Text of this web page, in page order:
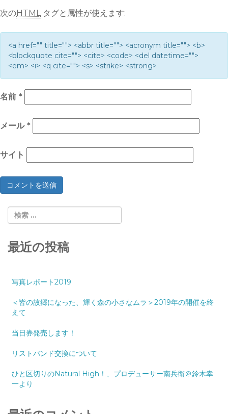
次のHTMLタグと属性が使えます:
<a href="" title=""> <abbr title=""> <acronym title=""> <b>
<blockquote cite=""> <cite> <code> <del datetime="">
<em> <i> <q cite=""> <s> <strike> <strong>
名前 *
メール *
サイト
最近の投稿
写真レポート2019
＜皆の故郷になった、輝く森の小さなムラ＞2019年の開催を終
えて
当日券発売します！
リストバンド交換について
ひと区切りのNatural High！、プロデューサー南兵衛＠鈴木幸
一より